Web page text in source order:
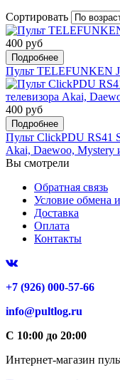
Сортировать
400 руб
Подробнее
Пульт TELEFUNKEN
400 руб
Подробнее
Пульт ClickPDU RS41
Akai, Daewoo, Mystery
Вы смотрели
Обратная связь
Условие обмена
Доставка
Оплата
Контакты
+7 (926) 000-57-66
info@pultlog.ru
С 10:00 до 20:00
Интернет-магазин